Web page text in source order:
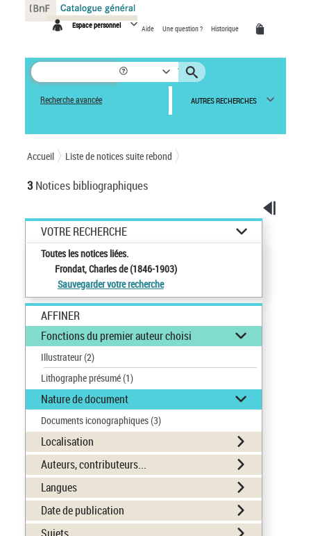
Espace personnel Aide Une question ? Historique
Recherche avancée AUTRES RECHERCHES
Accueil Liste de notices suite rebond
3 Notices bibliographiques
VOTRE RECHERCHE
Toutes les notices liées.
Frondat, Charles de (1846-1903)
Sauvegarder votre recherche
AFFINER
Fonctions du premier auteur choisi
Illustrateur(2)
Lithographe présumé(1)
Nature de document
Documents iconographiques(3)
Localisation
Auteurs, contributeurs...
Langues
Date de publication
Panneau de gestion des cookies